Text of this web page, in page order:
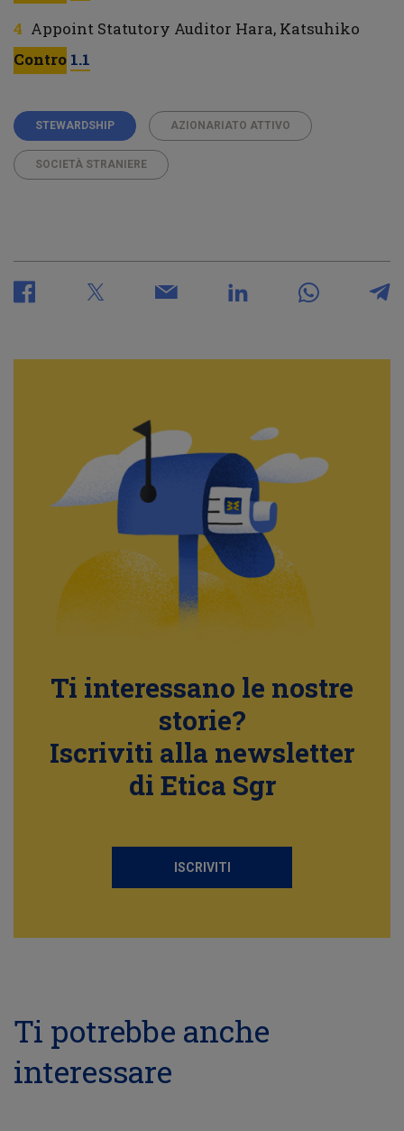
Appoint Statutory Auditor Hara, Katsuhiko
Contro 1.1
STEWARDSHIP AZIONARIATO ATTIVO
SOCIETÀ STRANIERE
Ti interessano le nostre
storie?
Iscriviti alla newsletter
di Etica Sgr
ISCRIVITI
Ti potrebbe anche
interessare